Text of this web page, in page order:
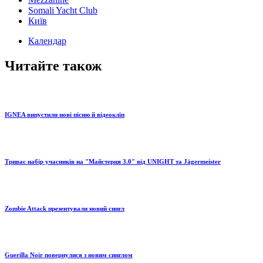
Somali Yacht Club
Київ
Календар
Читайте також
IGNEA випустили нові пісню й відеокліп
Триває набір учасників на "Майстерня 3.0" від UNIGHT та Jägermeister
Zombie Attack презентували новий сингл
Guerilla Noir повернулися з новим синглом